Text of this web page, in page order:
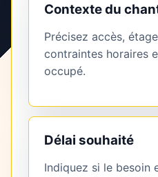
Contexte du
Précisez accès,
contraintes horaires
occupé.
Délai souhaité
Indiquez si le besoin